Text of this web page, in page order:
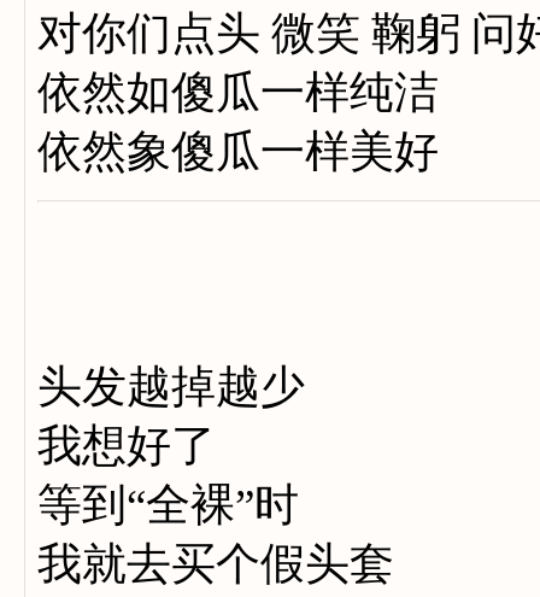
对你们点头 微笑 鞠躬 问
依然如傻瓜一样纯洁
依然象傻瓜一样美好
头发越掉越少
我想好了
等到“全裸”时
我就去买个假头套